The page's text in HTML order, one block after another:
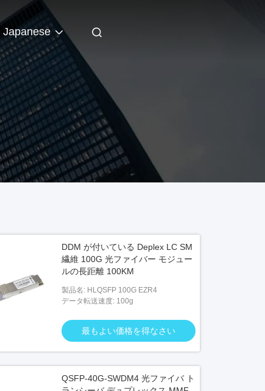
Japanese
DDM が付いている Deplex LC SM
繊維 100G 光ファイバー モジュー
ルの長距離 100KM
製品名: HLQSFP 100G EZR4
データ転送速度: 100g
最もよい価格を得なさい
QSFP-40G-SWDM4 光ファイバ ト